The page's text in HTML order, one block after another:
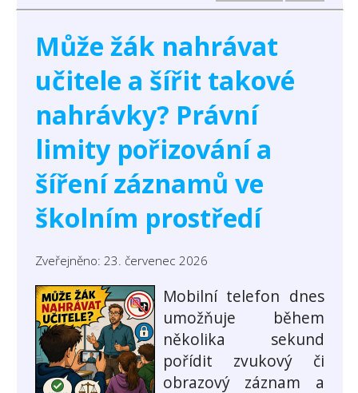
Může žák nahrávat
učitele a šířit takové
nahrávky? Právní
limity pořizování a
šíření záznamů ve
školním prostředí
Zveřejněno: 23. červenec 2026
Mobilní telefon dnes
umožňuje během
několika sekund
pořídit zvukový či
obrazový záznam a